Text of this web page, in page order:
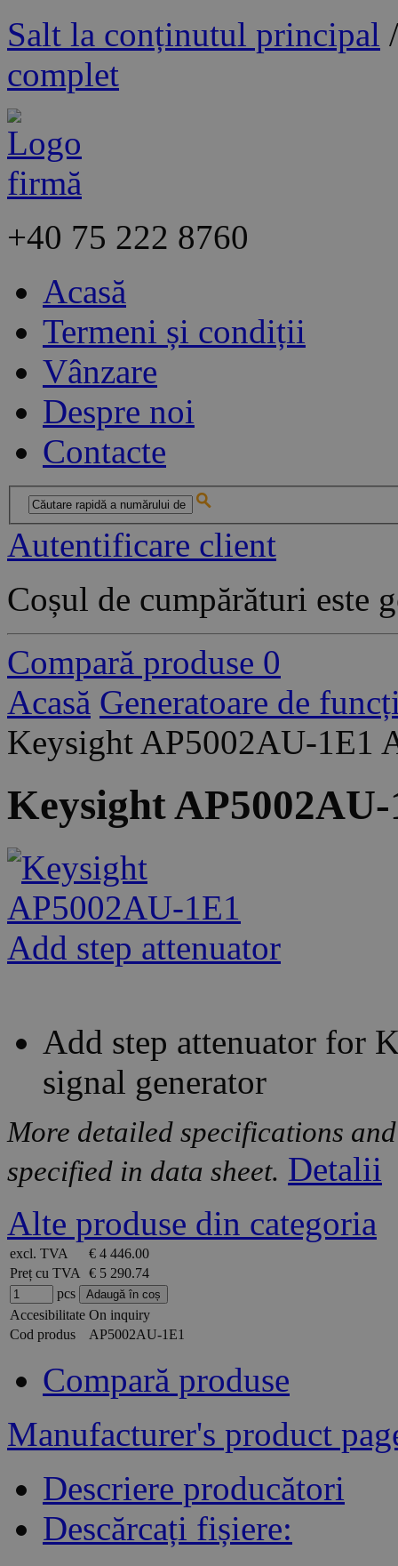
Salt la conținutul principal
complet
+40 75 222 8760
Acasă
Termeni și condiții
Vânzare
Despre noi
Contacte
Autentificare client
Coșul de cumpărături este
Compară produse 0
Acasă Generatoare de
Keysight AP5002AU-1E1
Keysight
Add step attenuator for
signal generator
More detailed specifications
specified in data sheet. Detalii
Alte produse din categoria
excl. TVA
€ 4 446.00
Preț cu TVA € 5 290.74
pcs
Accesibilitate On inquiry
Cod produs
AP5002AU-1E1
Compară produse
Manufacturer's product
Descriere producători
Descărcați fișiere: